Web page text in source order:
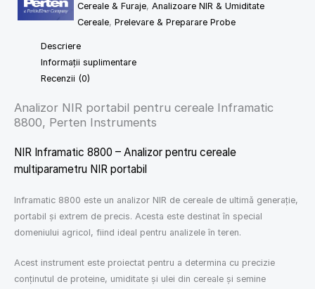
Cereale & Furaje, Analizoare NIR & Umiditate
Cereale, Prelevare & Preparare Probe
Descriere
Informații suplimentare
Recenzii (0)
Analizor NIR portabil pentru cereale Inframatic
8800, Perten Instruments
NIR Inframatic 8800 – Analizor pentru cereale
multiparametru NIR portabil
Inframatic 8800 este un analizor NIR de cereale de ultimă generație,
portabil și extrem de precis. Acesta este destinat în special
domeniului agricol, fiind ideal pentru analizele în teren.
Acest instrument este proiectat pentru a determina cu precizie
conținutul de proteine, umiditate și ulei din cereale și semine